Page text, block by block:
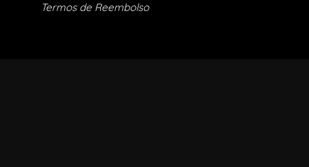
Termos de Reembolso